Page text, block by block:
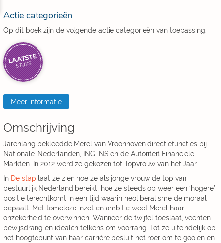
Actie categorieën
Op dit boek zijn de volgende actie categorieën van toepassing:
LAATSTE
STUKS
Meer informatie
Omschrijving
Jarenlang bekleedde Merel van Vroonhoven directiefuncties bij
Nationale-Nederlanden, ING, NS en de Autoriteit Financiële
Markten. In 2012 werd ze gekozen tot Topvrouw van het Jaar.
In De stap laat ze zien hoe ze als jonge vrouw de top van
bestuurlijk Nederland bereikt, hoe ze steeds op weer een ‘hogere’
positie terechtkomt in een tijd waarin neoliberalisme de moraal
bepaalt. Met tomeloze inzet en ambitie weet Merel haar
onzekerheid te overwinnen. Wanneer de twijfel toeslaat, vechten
bewijsdrang en idealen telkens om voorrang. Tot ze uiteindelijk op
het hoogtepunt van haar carrière besluit het roer om te gooien en